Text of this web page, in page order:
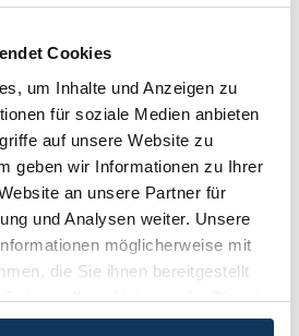
Cookies
um Inhalte und Anzeigen zu
für soziale Medien anbieten
auf unsere Website zu
geben wir Informationen zu Ihrer
an unsere Partner für
und Analysen weiter. Unsere
möglicherweise mit
die Sie ihnen bereitgestellt
Ihrer Nutzung der Dienste